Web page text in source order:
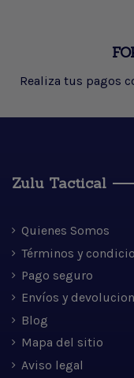
Realiza tus pagos
Zulu Tactical
Quienes Somos
Términos y
Pago seguro
Envíos y
Blog
Mapa del sitio
Aviso legal